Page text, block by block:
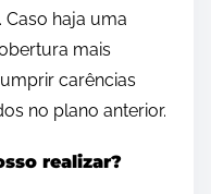
haja uma
mais
carências
no plano anterior.
realizar?